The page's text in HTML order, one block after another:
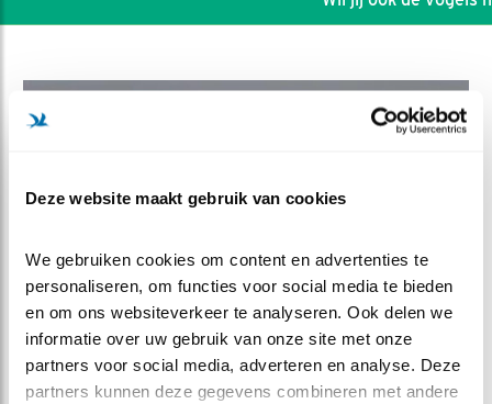
Deze website maakt gebruik van cookies
We gebruiken cookies om content en advertenties te
personaliseren, om functies voor social media te bieden
en om ons websiteverkeer te analyseren. Ook delen we
informatie over uw gebruik van onze site met onze
partners voor social media, adverteren en analyse. Deze
partners kunnen deze gegevens combineren met andere
DEEL DIT FILMPJE